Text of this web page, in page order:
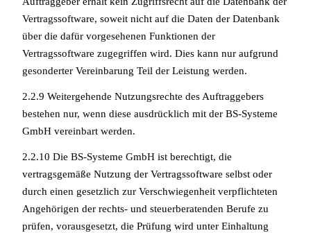
Vertragssoftware, soweit nicht auf die Daten der Datenbank
über die dafür vorgesehenen Funktionen der
Vertragssoftware zugegriffen wird. Dies kann nur aufgrund
gesonderter Vereinbarung Teil der Leistung werden.
2.2.9 Weitergehende Nutzungsrechte des Auftraggebers
bestehen nur, wenn diese ausdrücklich mit der BS-Systeme
GmbH vereinbart werden.
2.2.10 Die BS-Systeme GmbH ist berechtigt, die
vertragsgemäße Nutzung der Vertragssoftware selbst oder
durch einen gesetzlich zur Verschwiegenheit verpflichteten
Angehörigen der rechts- und steuerberatenden Berufe zu
prüfen, vorausgesetzt, die Prüfung wird unter Einhaltung